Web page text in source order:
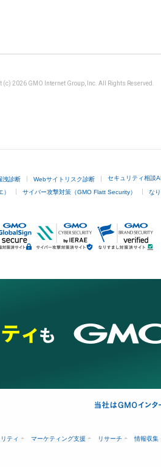
(c) 2026 GMO Internet Group, Inc. All Rights Reserved.
洩診断 Webサイトリスク診断 セキュリティ相談
サイバー攻撃対策（GMO Flatt Security） な
ティ マーケティング支援 リサーチ 情報収集